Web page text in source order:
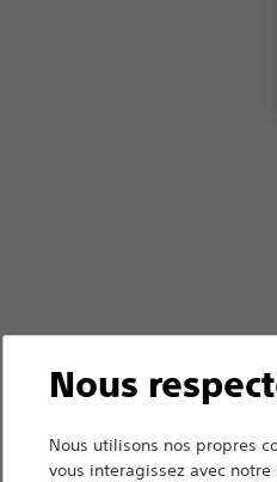
Nous
Nous utilisons nos propres
vous interagissez avec